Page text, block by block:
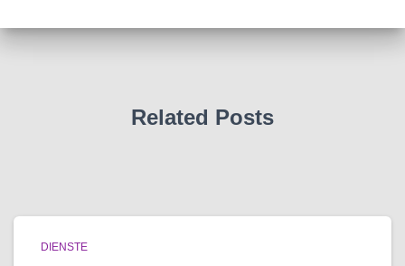
Related Posts
DIENSTE